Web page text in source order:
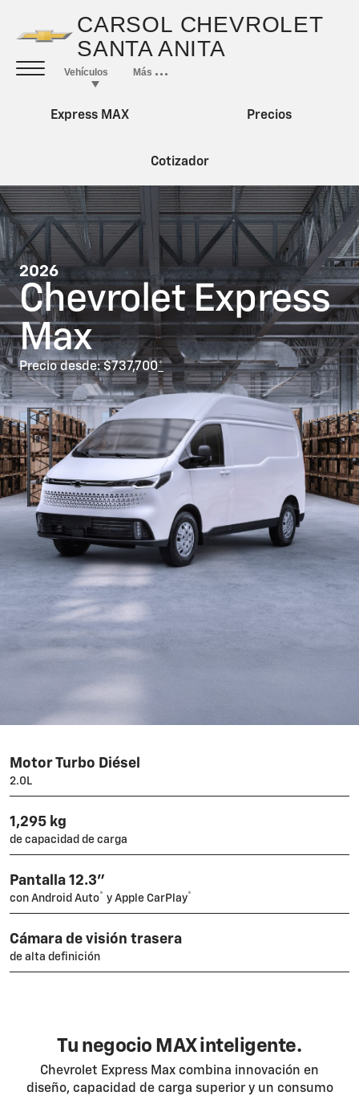
Express MAX Precios
Cotizador
2026
Chevrolet Express
Max
Precio desde: $737,700*
Motor Turbo Diésel
2.0L
1,295 kg
de capacidad de carga
Pantalla 12.3"
con Android Auto® y Apple CarPlay®
Cámara de visión trasera
de alta definición
Tu negocio MAX inteligente.
Chevrolet Express Max combina innovación en
diseño, capacidad de carga superior y un consumo